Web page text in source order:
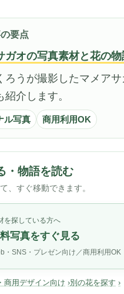
要点
ガオの写真素材と花の物
ろうが撮影したマメア
紹介します。
ル写真 商用利用OK
・物語を読む
、すぐ移動できます。
を探している方へ
写真をすぐ見る
・SNS・プレゼン向け／商用利用OK
商用デザイン向け 別の花を探す